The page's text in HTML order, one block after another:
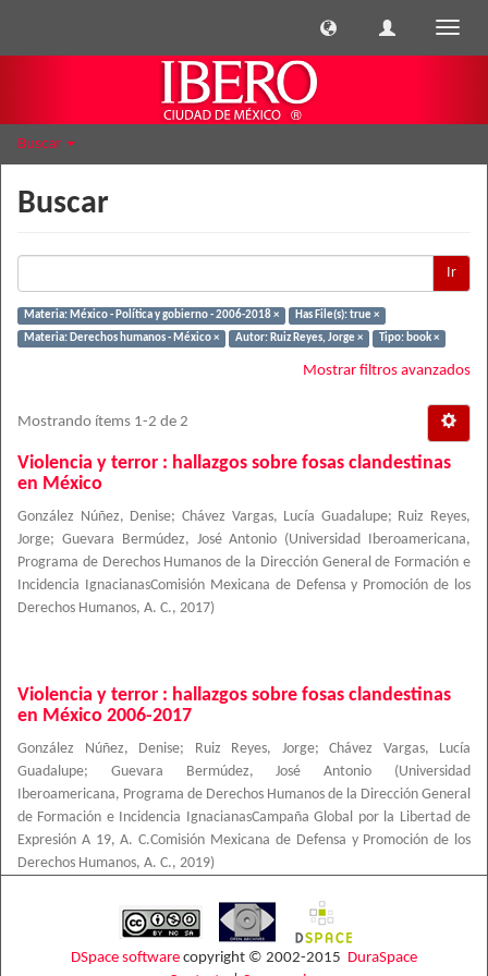
Buscar
Buscar
Ir
Materia: México - Política y gobierno - 2006-2018 ×
Has File(s): true ×
Materia: Derechos humanos - México ×
Autor: Ruiz Reyes, Jorge × Tipo: book ×
Mostrar filtros avanzados
Mostrando ítems 1-2 de 2
Violencia y terror : hallazgos sobre fosas clandestinas
en México
González Núñez, Denise; Chávez Vargas, Lucía Guadalupe;
Ruiz Reyes,
Jorge; Guevara Bermúdez, José Antonio (Universidad Iberoamericana,
Programa de Derechos Humanos de la Dirección General de Formación e
Incidencia IgnacianasComisión Mexicana de Defensa y Promoción de los
Derechos Humanos, A. C., 2017)
Violencia y terror : hallazgos sobre fosas clandestinas
en México 2006-2017
González Núñez, Denise; Ruiz Reyes, Jorge; Chávez Vargas, Lucía
Guadalupe; Guevara Bermúdez, José Antonio (Universidad
Iberoamericana, Programa de Derechos Humanos de la Dirección General
de Formación e Incidencia IgnacianasCampaña Global por la Libertad de
Expresión A 19, A. C.Comisión Mexicana de Defensa y Promoción de los
Derechos Humanos, A. C., 2019)
DSpace software copyright © 2002-2015 DuraSpace